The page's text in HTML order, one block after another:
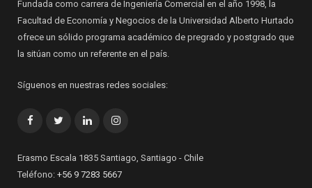
Fundada como carrera de Ingeniería Comercial en el año 1998, la
Facultad de Economía y Negocios de la Universidad Alberto Hurtado
ofrece un sólido programa académico de pregrado y postgrado que
la sitúan como un referente en el país.
Síguenos en nuestras redes sociales:
FacebookTwitterLinkedInInstagram
Erasmo Escala 1835 Santiago, Santiago - Chile
Teléfono: +56 9 7283 5667